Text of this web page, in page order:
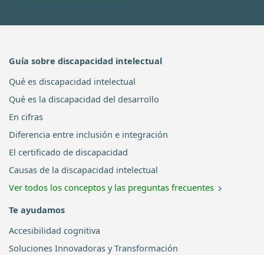
Guía sobre discapacidad intelectual
Qué es discapacidad intelectual
Qué es la discapacidad del desarrollo
En cifras
Diferencia entre inclusión e integración
El certificado de discapacidad
Causas de la discapacidad intelectual
Ver todos los conceptos y las preguntas frecuentes
Te ayudamos
Accesibilidad cognitiva
Soluciones Innovadoras y Transformación